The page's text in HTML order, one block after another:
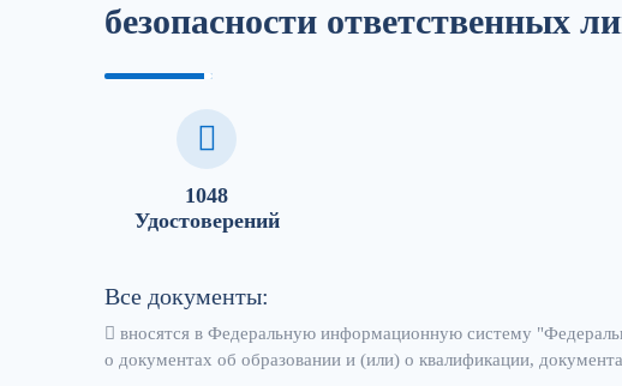
безопасности ответственных
1048
Удостоверений
Все документы:
вносятся в Федеральную информационную систему
о документах об образовании и (или) о квалификации,